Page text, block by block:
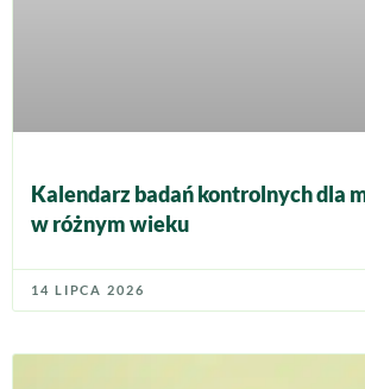
Kalendarz badań kontrolnych dla
w różnym wieku
14 LIPCA 2026